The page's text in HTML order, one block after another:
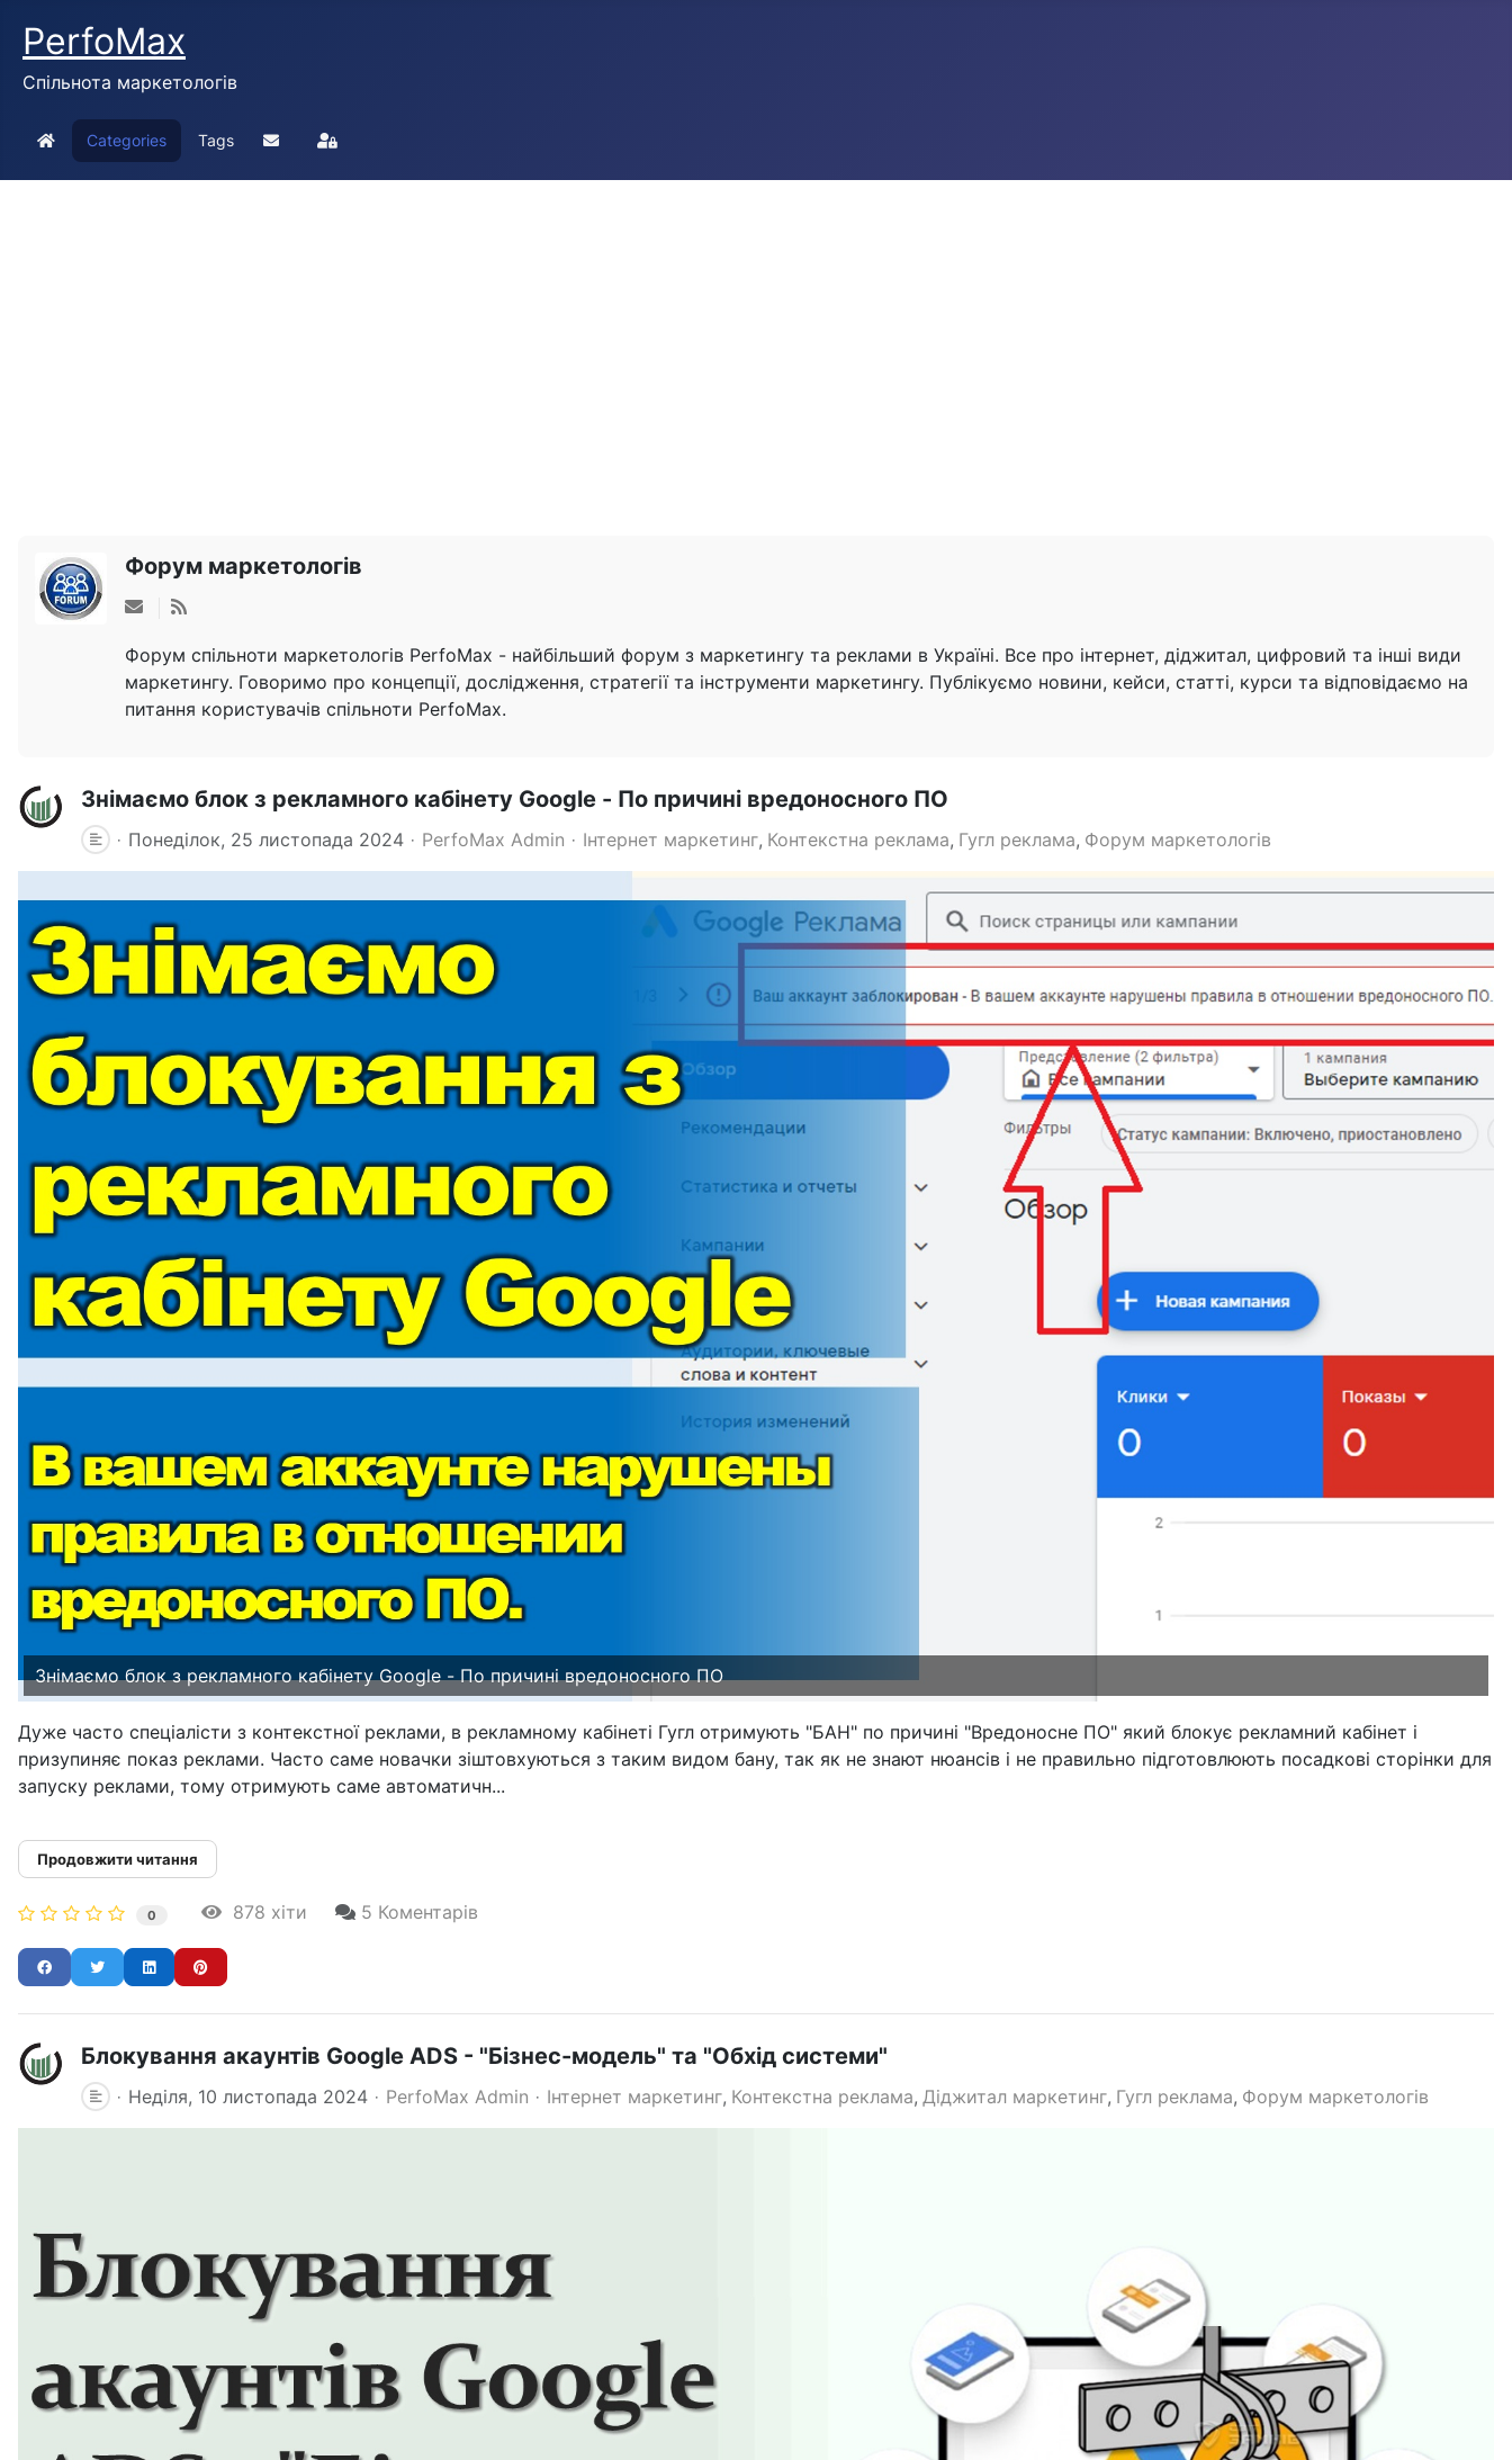
PerfoMax
Спільнота маркетологів
Home Categories Tags Підписатися на блог
Sign In
Форум маркетологів
Форум спільноти маркетологів PerfoMax - найбільший форум з маркетингу та реклами в Україні. Все про інтернет, діджитал, цифровий та інші види
маркетингу. Говоримо про концепції, дослідження, стратегії та інструменти маркетингу. Публікуємо новини, кейси, статті, курси та відповідаємо на
питання користувачів спільноти PerfoMax.
Знімаємо блок з рекламного кабінету Google - По причині вредоносного ПО
Понеділок, 25 листопада 2024 PerfoMax Admin Інтернет маркетинг Контекстна реклама Гугл реклама Форум маркетологів
Знімаємо блок з рекламного кабінету Google - По причині вредоносного ПО
Дуже часто спеціалісти з контекстної реклами, в рекламному кабінеті Гугл отримують "БАН" по причині "Вредоносне ПО" який блокує рекламний кабінет і
призупиняє показ реклами. Часто саме новачки зіштовхуються з таким видом бану, так як не знают нюансів і не правильно підготовлюють посадкові сторінки для
запуску реклами, тому отримують саме автоматичн...
Продовжити читання
0 878 хіти 5 Коментарів
Блокування акаунтів Google ADS - "Бізнес-модель" та "Обхід системи"
Неділя, 10 листопада 2024 PerfoMax Admin Інтернет маркетинг Контекстна реклама Діджитал маркетинг Гугл реклама Форум маркетологів